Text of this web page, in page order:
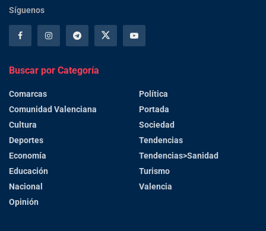
Síguenos
Buscar por Categoría
Comarcas
Comunidad Valenciana
Cultura
Deportes
Economía
Educación
Nacional
Opinión
Política
Portada
Sociedad
Tendencias
Tendencias>Sanidad
Turismo
Valencia